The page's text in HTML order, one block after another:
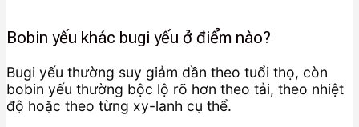
Bobin yếu khác bugi yếu ở điểm nào?
Bugi yếu thường suy giảm dần theo tuổi thọ, còn
bobin yếu thường bộc lộ rõ hơn theo tải, theo nhiệt
độ hoặc theo từng xy-lanh cụ thể.